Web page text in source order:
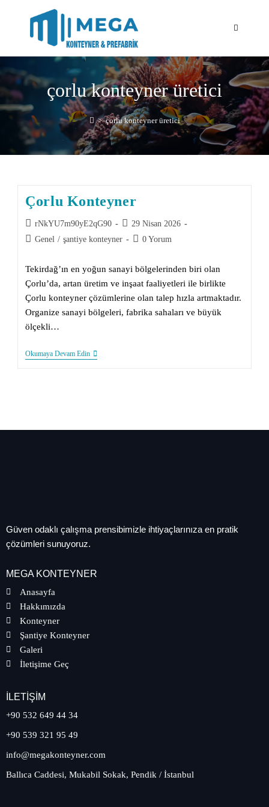
çorlu konteyner üretici
> çorlu konteyner üretici
Çorlu Konteyner
rNkYU7m90yE2qG90
29 Nisan 2026
Genel / şantiye konteyner 0 Yorum
Tekirdağ’ın en yoğun sanayi bölgelerinden biri olan
Çorlu’da, artan üretim ve inşaat faaliyetleri ile birlikte
Çorlu konteyner çözümlerine olan talep hızla artmaktadır.
Organize sanayi bölgeleri, fabrika sahaları ve büyük
ölçekli…
Okumaya Devam Edin
Güven odaklı çalışma prensibimizle ihtiyaçlarınıza en pratik
çözümleri sunuyoruz.
MEGA KONTEYNER
Anasayfa
Hakkımızda
Konteyner
Şantiye Konteyner
Galeri
İletişime Geç
İLETIŞIM
+90 532 649 44 34
+90 539 321 95 49
info@megakonteyner.com
Ballıca Caddesi, Mukabil Sokak, Pendik / İstanbul